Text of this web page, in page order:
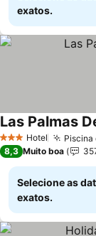
exatos.
3 EstrelasHotel Piscina
Las Palmas
8,3 Muito boa
Selecione as
exatos.